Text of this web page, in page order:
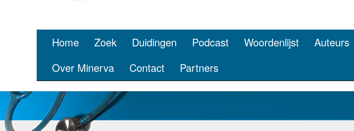
Home Zoek Duidingen Podcast Woordenlijst Auteurs
Over Minerva
Contact Partners